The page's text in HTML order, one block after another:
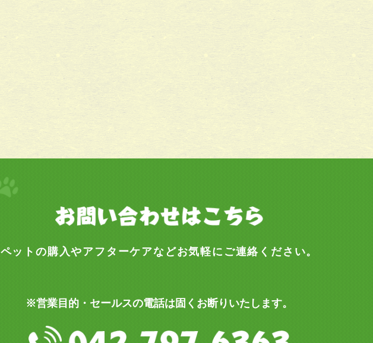
ペットの購入やアフターケアなどお気軽にご連絡ください。
※営業目的・セールスの電話は固くお断りいたします。